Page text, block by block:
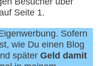
Seite 1.
Sofern
wie Du einen Blog
später Geld damit